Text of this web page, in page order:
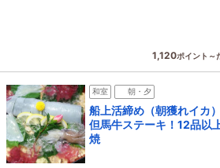
1,120ポイント～
和室 朝・夕
船上活締め（朝獲れイカ
但馬牛ステーキ！12品以
焼